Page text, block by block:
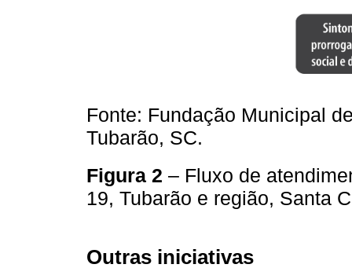
Fonte: Fundação Municipal
Tubarão, SC.
Figura 2 – Fluxo de
19, Tubarão e região, Santa
Outras iniciativas